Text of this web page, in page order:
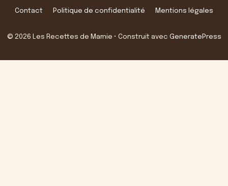
Contact Politique de confidentialité Mentions légales
© 2026 Les Recettes de Mamie • Construit avec GeneratePress